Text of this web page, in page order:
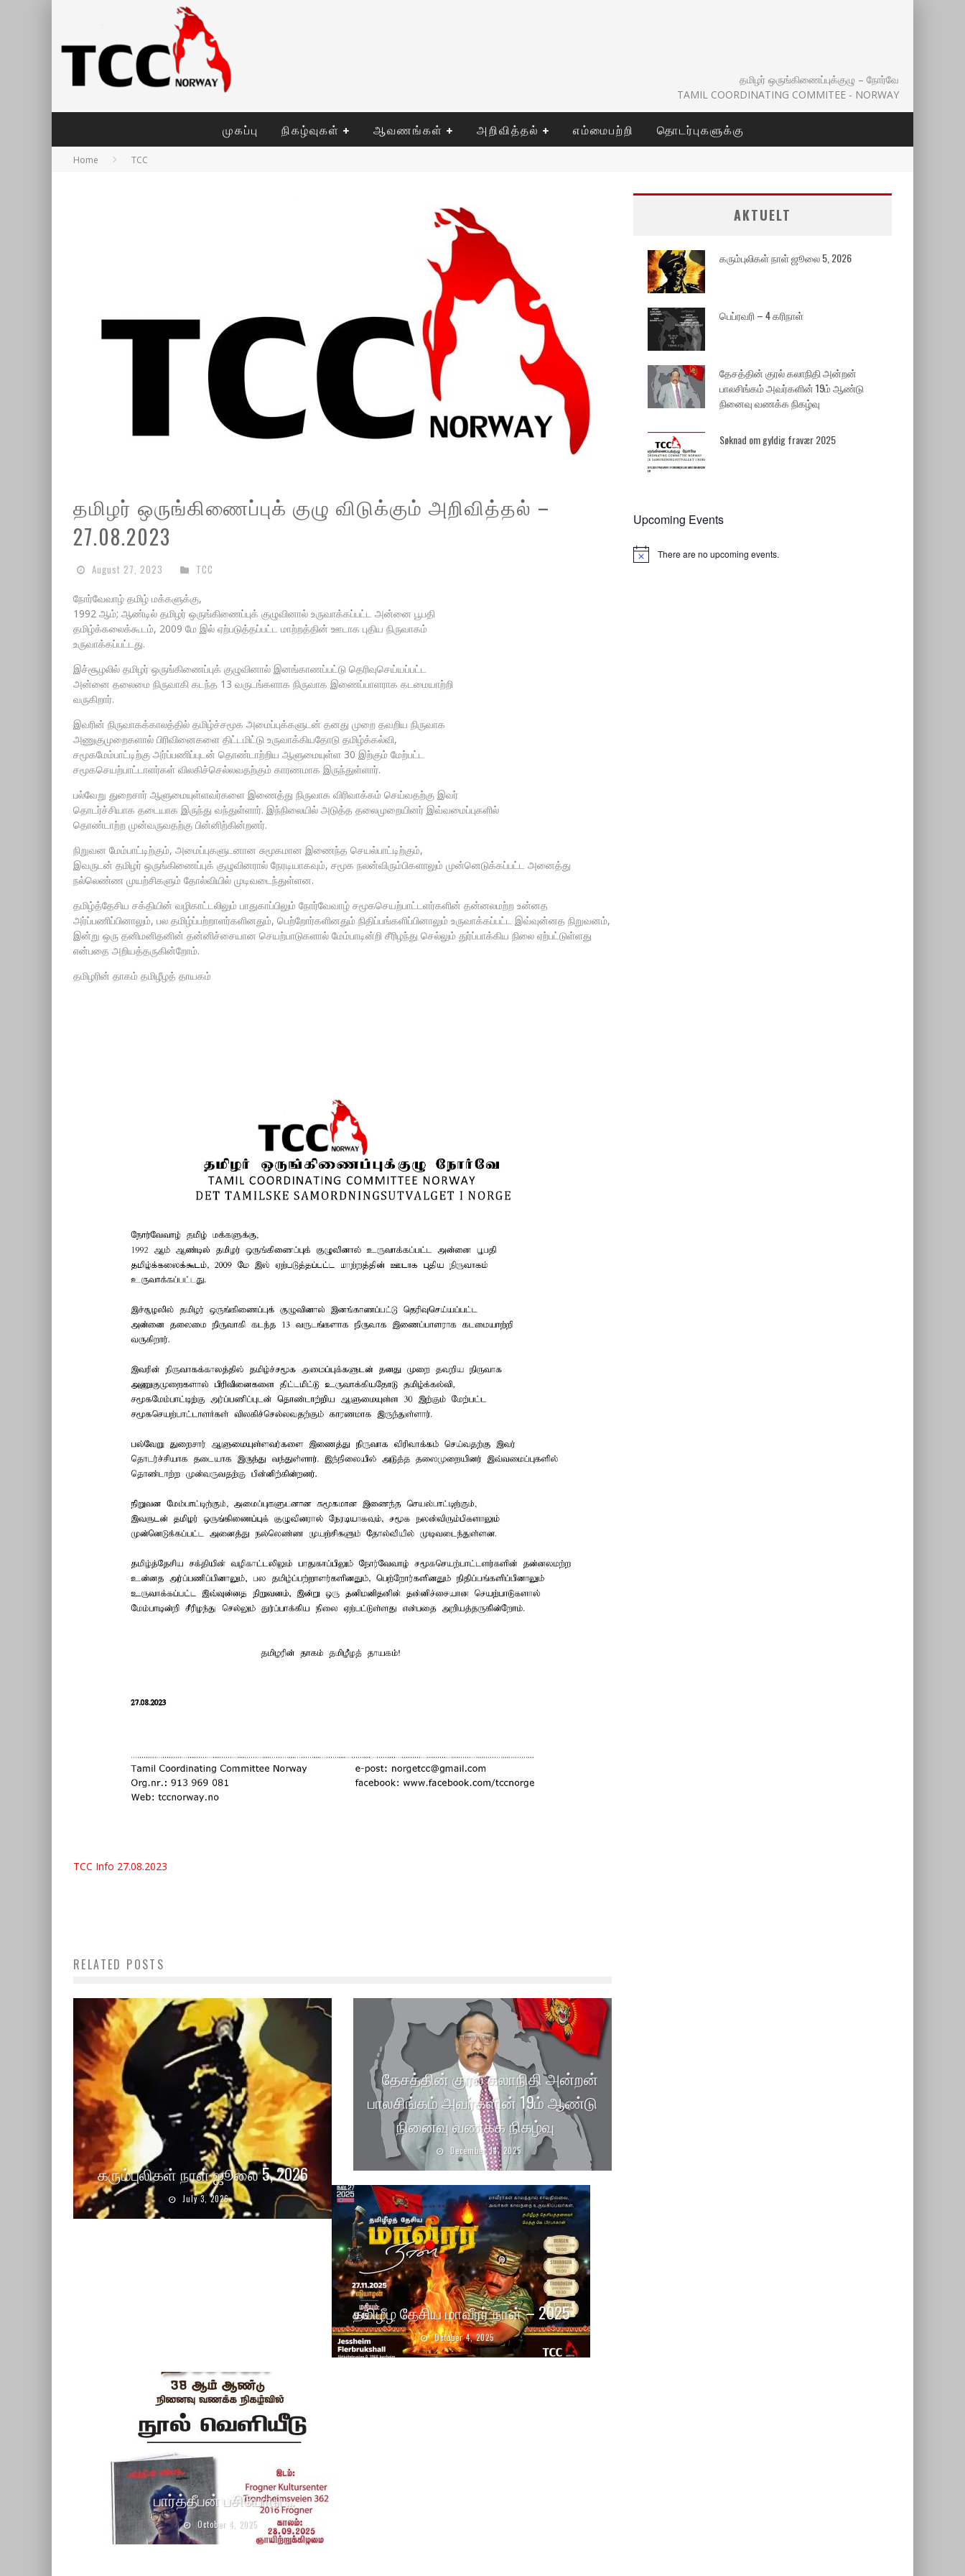
தமிழர் ஒருங்கிணைப்புக்குழு – நோர்வே
TAMIL COORDINATING COMMITEE - NORWAY
முகப்பு நிகழ்வுகள் ஆவணங்கள் அறிவித்தல் எம்மைபற்றி தொடர்புகளுக்கு
Home TCC
தமிழர் ஒருங்கிணைப்புக் குழு விடுக்கும் அறிவித்தல் –
27.08.2023
August 27, 2023 TCC
நோர்வேவாழ் தமிழ் மக்களுக்கு,
1992 ஆம்; ஆண்டில் தமிழர் ஒருங்கிணைப்புக் குழுவினால் உருவாக்கப்பட்ட அன்னை பூபதி
தமிழ்க்கலைக்கூடம், 2009 மே இல் ஏற்படுத்தப்பட்ட மாற்றத்தின் ஊடாக புதிய நிருவாகம்
உருவாக்கப்பட்டது.
இச்சூழலில் தமிழர் ஒருங்கிணைப்புக் குழுவினால் இனங்காணப்பட்டு தெரிவுசெய்யப்பட்ட
அன்னை தலைமை நிருவாகி கடந்த 13 வருடங்களாக நிருவாக இணைப்பாளராக கடமையாற்றி
வருகிறார்.
இவரின் நிருவாகக்காலத்தில் தமிழ்ச்சமூக அமைப்புக்களுடன் தனது முறை தவறிய நிருவாக
அணுகுமுறைகளால் பிரிவினைகளை திட்டமிட்டு உருவாக்கியதோடு தமிழ்க்கல்வி,
சமூகமேம்பாட்டிற்கு அர்ப்பணிப்புடன் தொண்டாற்றிய ஆளுமையுள்ள 30 இற்கும் மேற்பட்ட
சமூகசெயற்பாட்டாளர்கள் விலகிச்செல்லவதற்கும் காரணமாக இருந்துள்ளார்.
பல்வேறு துறைசார் ஆளுமையுள்ளவர்களை இணைத்து நிருவாக விரிவாக்கம் செய்வதற்கு இவர்
தொடர்ச்சியாக தடையாக இருந்து வந்துள்ளார். இந்நிலையில் அடுத்த தலைமுறையினர் இவ்வமைப்புகளில்
தொண்டாற்ற முன்வருவதற்கு பின்னிற்கின்றனர்.
நிறுவன மேம்பாட்டிற்கும், அமைப்புகளுடனான சுமூகமான இணைந்த செயல்பாட்டிற்கும்,
இவருடன் தமிழர் ஒருங்கிணைப்புக் குழுவினரால் நேரடியாகவும், சமூக நலன்விரும்பிகளாலும் முன்னெடுக்கப்பட்ட அனைத்து
நல்லெண்ண முயற்சிகளும் தோல்வியில் முடிவடைந்துள்ளன.
தமிழ்த்தேசிய சக்தியின் வழிகாட்டலிலும் பாதுகாப்பிலும் நோர்வேவாழ் சமூகசெயற்பாட்டளர்களின் தன்னலமற்ற உன்னத
அர்ப்பணிப்பினாலும், பல தமிழ்ப்பற்றாளர்களினதும், பெற்றோர்களினதும் நிதிப்பங்களிப்பினாலும் உருவாக்கப்பட்ட இவ்வுன்னத நிறுவனம்,
இன்று ஒரு தனிமனிதனின் தன்னிச்சையான செயற்பாடுகளால் மேம்பாடின்றி சீரிழந்து செல்லும் துர்ப்பாக்கிய நிலை ஏற்பட்டுள்ளது
என்பதை அறியத்தருகின்றோம்.
தமிழரின் தாகம் தமிழீழத் தாயகம்
TCC Info 27.08.2023
RELATED POSTS
கரும்புலிகள் நாள் ஜூலை 5, 2026
July 3, 2026
தேசத்தின் குரல் கலாநிதி அன்றன்
பாலசிங்கம் அவர்களின் 19ம் ஆண்டு
நினைவு வணக்க நிகழ்வு
December 14, 2025
தமிழீழ தேசிய மாவீரர் நாள் – 2025
October 4, 2025
பார்த்தீபன் பசியோடு …
October 4, 2025
AKTUELT
கரும்புலிகள் நாள் ஜூலை 5, 2026
பெப்ரவரி – 4 கரிநாள்
தேசத்தின் குரல் கலாநிதி அன்றன்
பாலசிங்கம் அவர்களின் 19ம் ஆண்டு
நினைவு வணக்க நிகழ்வு
Søknad om gyldig fravær 2025
Upcoming Events
Notice There are no upcoming events.